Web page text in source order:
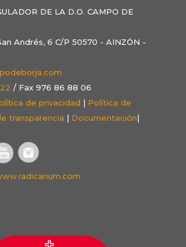
DE LA D.O. CAMPO DE
Andrés, 6 C/P 50570 - AINZÓN -
/ Fax 976 86 88 06
de privacidad | Política de
transparencia | Documentación|